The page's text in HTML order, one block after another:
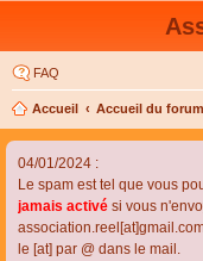
FAQ
Accueil Accueil du forum
04/01/2024 :
Le spam est tel que vous
jamais activé si vous
le [at] par @ dans le mail.